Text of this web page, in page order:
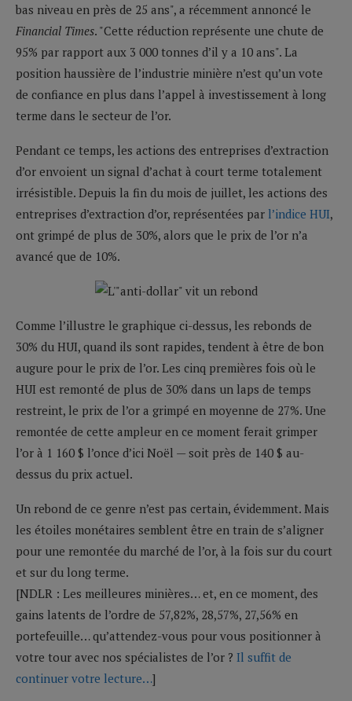
bas niveau en près de 25 ans", a récemment annoncé le
Financial Times. "Cette réduction représente une chute de
95% par rapport aux 3 000 tonnes d’il y a 10 ans". La
position haussière de l’industrie minière n’est qu’un vote
de confiance en plus dans l’appel à investissement à long
terme dans le secteur de l’or.
Pendant ce temps, les actions des entreprises d’extraction
d’or envoient un signal d’achat à court terme totalement
irrésistible. Depuis la fin du mois de juillet, les actions des
entreprises d’extraction d’or, représentées par l’indice HUI,
ont grimpé de plus de 30%, alors que le prix de l’or n’a
avancé que de 10%.
Comme l’illustre le graphique ci-dessus, les rebonds de
30% du HUI, quand ils sont rapides, tendent à être de bon
augure pour le prix de l’or. Les cinq premières fois où le
HUI est remonté de plus de 30% dans un laps de temps
restreint, le prix de l’or a grimpé en moyenne de 27%. Une
remontée de cette ampleur en ce moment ferait grimper
l’or à 1 160 $ l’once d’ici Noël — soit près de 140 $ au-
dessus du prix actuel.
Un rebond de ce genre n’est pas certain, évidemment. Mais
les étoiles monétaires semblent être en train de s’aligner
pour une remontée du marché de l’or, à la fois sur du court
et sur du long terme.
[NDLR : Les meilleures minières… et, en ce moment, des
gains latents de l’ordre de 57,82%, 28,57%, 27,56% en
portefeuille… qu’attendez-vous pour vous positionner à
votre tour avec nos spécialistes de l’or ? Il suffit de
continuer votre lecture…]